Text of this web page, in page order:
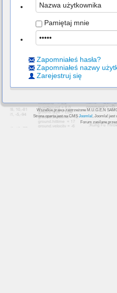
Pamiętaj mnie
Zapomniałeś hasła?
Zapomniałeś nazwy
Zarejestruj się
Wszelkie prawa zastrzeżone M.U.G.E.N
Strona oparta jest na CMS Joomla! , Joomla!
Forum zasilane przez